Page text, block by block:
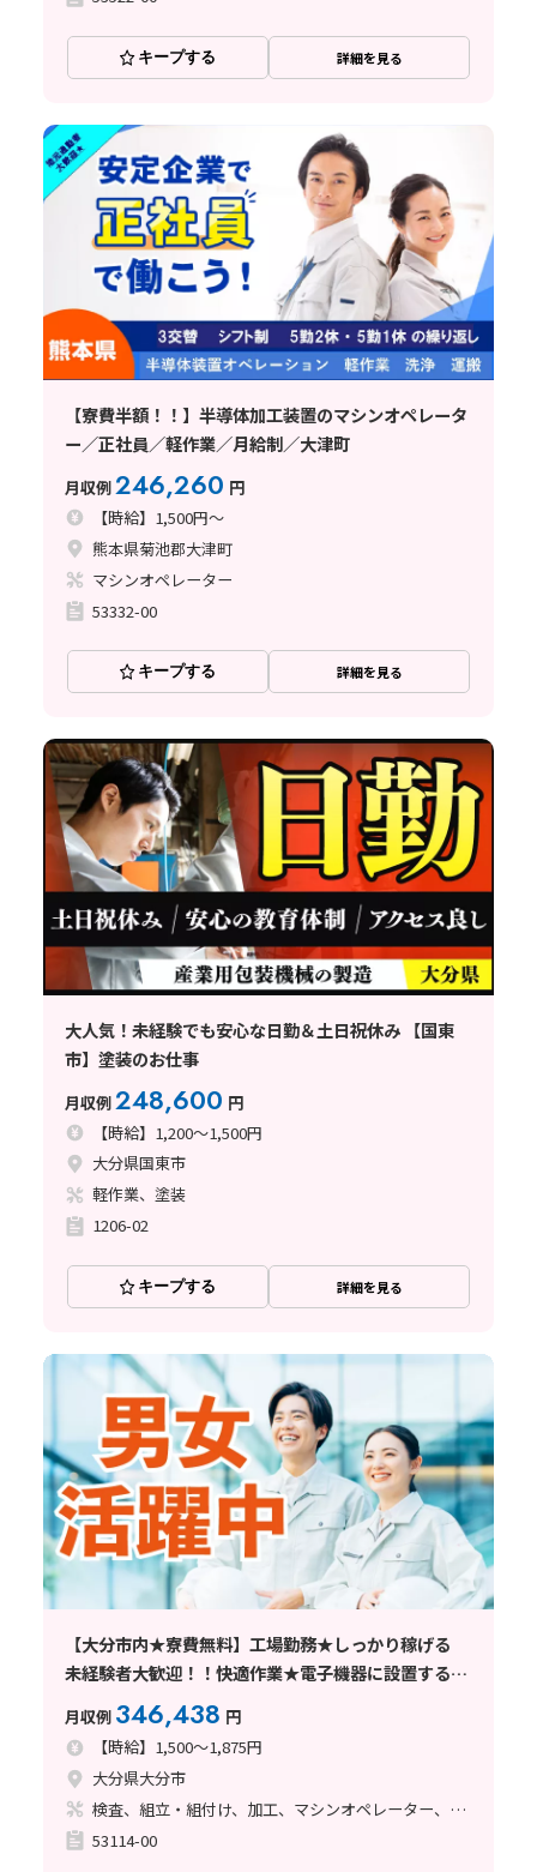
キープする 詳細を見る
【寮費半額！！】半導体加工装置のマシンオペレータ
ー／正社員／軽作業／月給制／大津町
月収例246,260 円
【時給】1,500円～
熊本県菊池郡大津町
マシンオペレーター
53332-00
キープする 詳細を見る
大人気！未経験でも安心な日勤＆土日祝休み 【国東
市】塗装のお仕事
月収例248,600 円
【時給】1,200～1,500円
大分県国東市
軽作業、塗装
1206-02
キープする 詳細を見る
【大分市内★寮費無料】工場勤務★しっかり稼げる
未経験者大歓迎！！快適作業★電子機器に設置する針
の製造★ 工場へ行ってみよう！！
月収例 346,438 円
【時給】1,500～1,875円
大分県大分市
検査、組立・組付け、加工、マシンオペレーター、クリーンルーム
53114-00